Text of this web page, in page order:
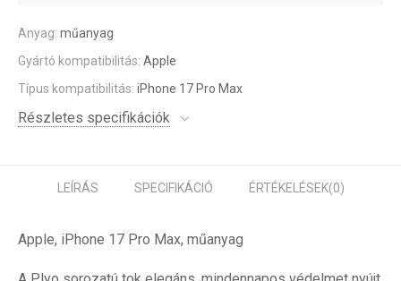
Anyag: műanyag
Gyártó kompatibilitás: Apple
Típus kompatibilitás: iPhone 17 Pro Max
Részletes specifikációk
LEÍRÁS SPECIFIKÁCIÓ ÉRTÉKELÉSEK(0)
Apple, iPhone 17 Pro Max, műanyag